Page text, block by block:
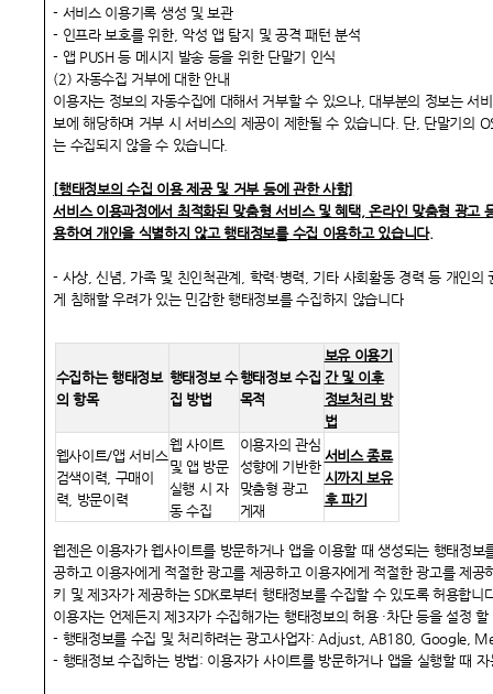
- 서비스 이용기록 생성 및 보관
- 인프라 보호를 위한, 악성 앱 탐지 및 공격 패턴 분석
- 앱 PUSH 등 메시지 발송 등을 위한 단말기 인식
(2) 자동수집 거부에 대한 안내
이용자는 정보의 자동수집에 대해서 거부할 수 있으나, 대부분의 정보는 서
보에 해당하며 거부 시 서비스의 제공이 제한될 수 있습니다. 단, 단말기의
는 수집되지 않을 수 있습니다.
[행태정보의 수집 이용 제공 및 거부 등에 관한 사항]
서비스 이용과정에서 최적화된 맞춤형 서비스 및 혜택, 온라인 맞춤형 광고
용하여 개인을 식별하지 않고 행태정보를 수집 이용하고 있습니다.
- 사상, 신념, 가족 및 친인척관계, 학력·병력, 기타 사회활동 경력 등 개인의
게 침해할 우려가 있는 민감한 행태정보를 수집하지 않습니다
수집하는 행태정보
의 항목
행태정보 수
집 방법
행태정보 수집
목적
보유 이용기
간 및 이후
정보처리 방
법
웹사이트/앱 서비스
검색이력, 구매이
력, 방문이력
웹 사이트
및 앱 방문
실행 시 자
동 수집
이용자의 관심
성향에 기반한
맞춤형 광고
게재
서비스 종료
시까지 보유
후 파기
웹젠은 이용자가 웹사이트를 방문하거나 앱을 이용할 때 생성되는 행태정보
공하고 이용자에게 적절한 광고를 제공하고 이용자에게 적절한 광고를 제공
키 및 제3자가 제공하는 SDK로부터 행태정보를 수집할 수 있도록 허용합니
이용자는 언제든지 제3자가 수집해가는 행태정보의 허용 ·차단 등을 설정
- 행태정보를 수집 및 처리하려는 광고사업자: Adjust, AB180, Google,
- 행태정보 수집하는 방법: 이용자가 사이트를 방문하거나 앱을 실행할 때 자